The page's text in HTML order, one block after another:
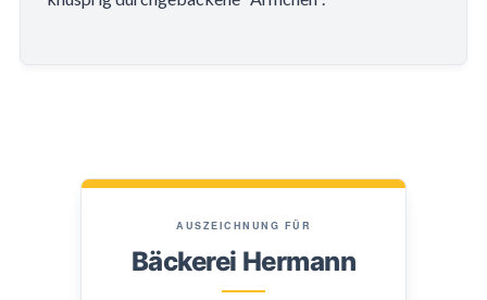
AUSZEICHNUNG FÜR
Bäckerei Hermann